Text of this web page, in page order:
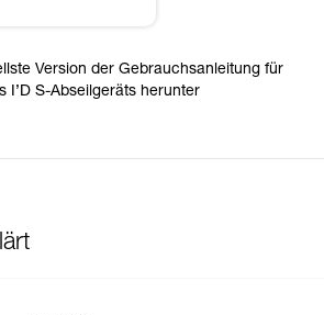
Version der Gebrauchsanleitung für
I’D S-Abseilgeräts herunter